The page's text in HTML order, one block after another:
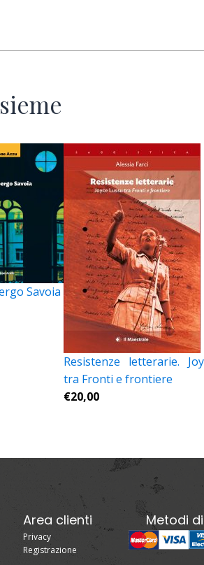
Savoia
Resistenze letterarie.
tra Fronti e frontiere
€20,00
Area clienti
Privacy
Registrazione
Metodi